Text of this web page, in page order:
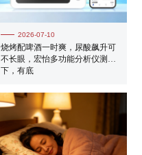
2026-07-10
烧烤配啤酒一时爽，尿酸飙升可
不长眼，宏怡多功能分析仪测一
下，有底